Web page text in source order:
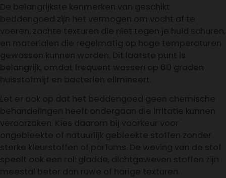
De belangrijkste kenmerken van geschikt
beddengoed zijn het vermogen om vocht af te
voeren, zachte texturen die niet tegen je huid schuren,
en materialen die regelmatig op hoge temperaturen
gewassen kunnen worden. Dit laatste punt is
belangrijk, omdat frequent wassen op 60 graden
huisstofmijt en bacteriën elimineert.
Let er ook op dat het beddengoed geen chemische
behandelingen heeft ondergaan die irritatie kunnen
veroorzaken. Kies daarom bij voorkeur voor
ongebleekte of natuurlijk gebleekte stoffen zonder
sterke kleurstoffen of parfums. De weving van de stof
speelt ook een rol: gladde, dichtgeweven stoffen zijn
meestal beter dan ruwe of harige texturen.